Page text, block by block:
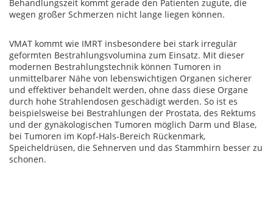
Behandlungszeit kommt gerade den Patienten zugute, die
wegen großer Schmerzen nicht lange liegen können.
VMAT kommt wie IMRT insbesondere bei stark irregulär
geformten Bestrahlungsvolumina zum Einsatz. Mit dieser
modernen Bestrahlungstechnik können Tumoren in
unmittelbarer Nähe von lebenswichtigen Organen sicherer
und effektiver behandelt werden, ohne dass diese Organe
durch hohe Strahlendosen geschädigt werden. So ist es
beispielsweise bei Bestrahlungen der Prostata, des Rektums
und der gynäkologischen Tumoren möglich Darm und Blase,
bei Tumoren im Kopf-Hals-Bereich Rückenmark,
Speicheldrüsen, die Sehnerven und das Stammhirn besser zu
schonen.